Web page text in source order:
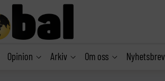
Opinion Arkiv Om oss Nyhetsbrev